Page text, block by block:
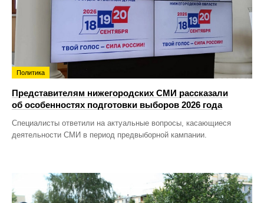
Политика
Представителям нижегородских СМИ рассказали
об особенностях подготовки выборов 2026 года
Специалисты ответили на актуальные вопросы, касающиеся
деятельности СМИ в период предвыборной кампании.